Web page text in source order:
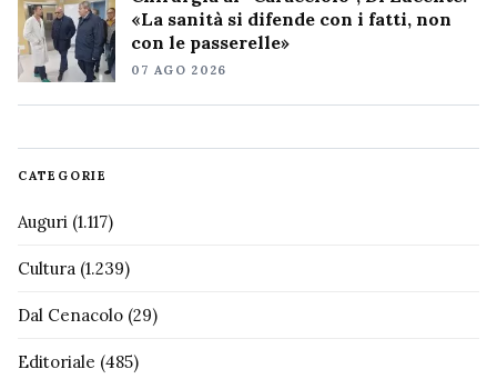
«La sanità si difende con i fatti, non
con le passerelle»
07 AGO 2026
CATEGORIE
Auguri (1.117)
Cultura (1.239)
Dal Cenacolo (29)
Editoriale (485)